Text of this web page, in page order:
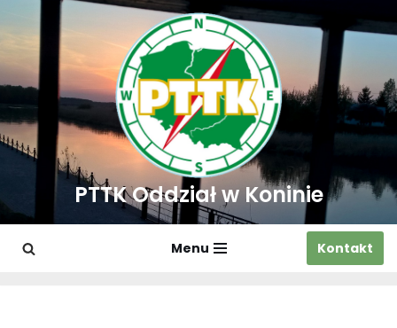
Przejdź
do
treści
PTTK Oddział w Koninie
Menu Kontakt